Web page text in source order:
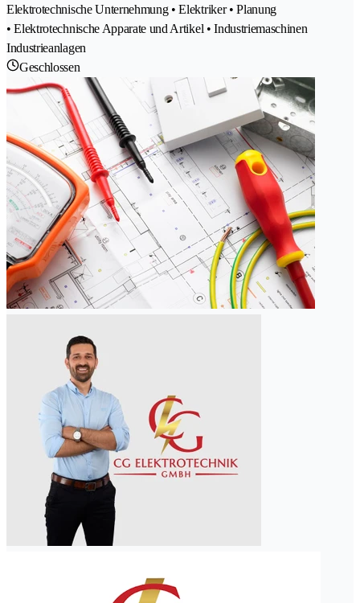
Elektrotechnische Unternehmung • Elektriker • Planung
• Elektrotechnische Apparate und Artikel • Industriemaschinen
Industrieanlagen
Geschlossen